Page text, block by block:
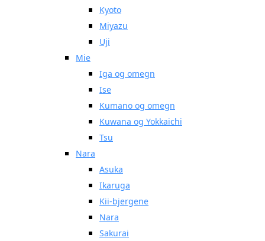
Kyoto
Miyazu
Uji
Mie
Iga og omegn
Ise
Kumano og omegn
Kuwana og Yokkaichi
Tsu
Nara
Asuka
Ikaruga
Kii-bjergene
Nara
Sakurai